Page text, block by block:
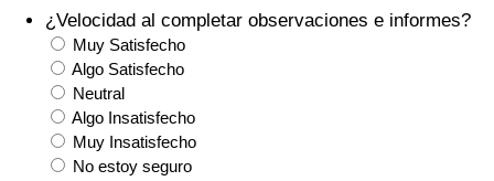
¿Velocidad al completar observaciones e informes?
Muy Satisfecho
Algo Satisfecho
Neutral
Algo Insatisfecho
Muy Insatisfecho
No estoy seguro
Índice de criminalidad por país
Sanidad
Índice de Sanidad (Actual)